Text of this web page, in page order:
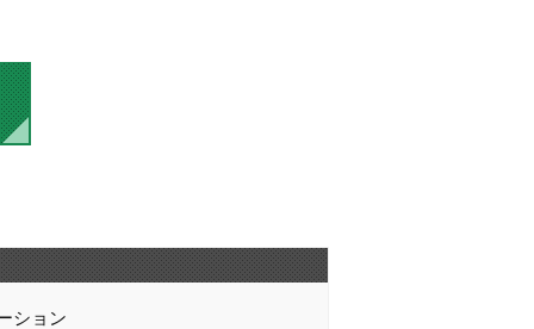
ション